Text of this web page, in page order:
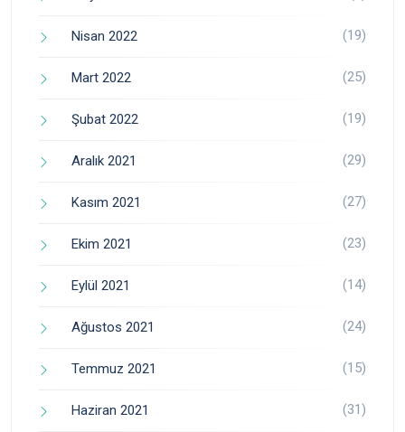
Nisan 2022 (19)
Mart 2022 (25)
Şubat 2022 (19)
Aralık 2021 (29)
Kasım 2021 (27)
Ekim 2021 (23)
Eylül 2021 (14)
Ağustos 2021 (24)
Temmuz 2021 (15)
Haziran 2021 (31)